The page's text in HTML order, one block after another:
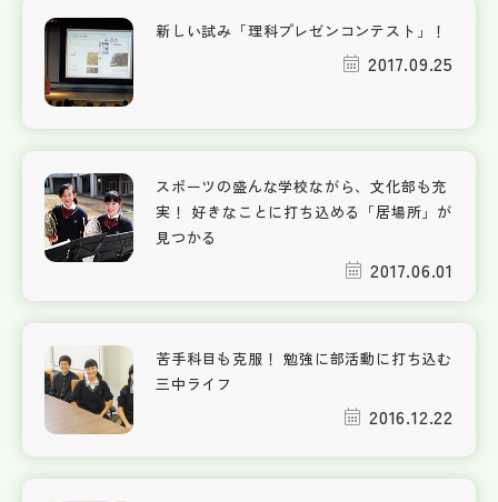
新しい試み「理科プレゼンコンテスト」！
2017.09.25
スポーツの盛んな学校ながら、文化部も充
実！ 好きなことに打ち込める「居場所」が
見つかる
2017.06.01
苦手科目も克服！ 勉強に部活動に打ち込む
三中ライフ
2016.12.22